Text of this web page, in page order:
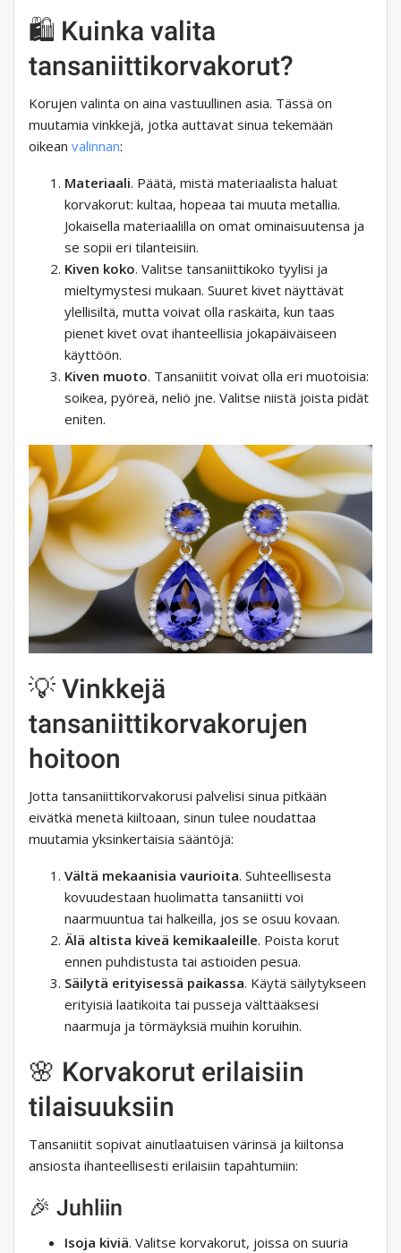
🛍️ Kuinka valita
tansaniittikorvakorut?
Korujen valinta on aina vastuullinen asia. Tässä on
muutamia vinkkejä, jotka auttavat sinua tekemään
oikean valinnan:
Materiaali. Päätä, mistä materiaalista haluat
korvakorut: kultaa, hopeaa tai muuta metallia.
Jokaisella materiaalilla on omat ominaisuutensa ja
se sopii eri tilanteisiin.
Kiven koko. Valitse tansaniittikoko tyylisi ja
mieltymystesi mukaan. Suuret kivet näyttävät
ylellisiltä, ​​mutta voivat olla raskaita, kun taas
pienet kivet ovat ihanteellisia jokapäiväiseen
käyttöön.
Kiven muoto. Tansaniitit voivat olla eri muotoisia:
soikea, pyöreä, neliö jne. Valitse niistä joista pidät
eniten.
💡 Vinkkejä
tansaniittikorvakorujen
hoitoon
Jotta tansaniittikorvakorusi palvelisi sinua pitkään
eivätkä menetä kiiltoaan, sinun tulee noudattaa
muutamia yksinkertaisia ​​sääntöjä:
Vältä mekaanisia vaurioita. Suhteellisesta
kovuudestaan ​​huolimatta tansaniitti voi
naarmuuntua tai halkeilla, jos se osuu kovaan.
Älä altista kiveä kemikaaleille. Poista korut
ennen puhdistusta tai astioiden pesua.
Säilytä erityisessä paikassa. Käytä säilytykseen
erityisiä laatikoita tai pusseja välttääksesi
naarmuja ja törmäyksiä muihin koruihin.
🌸 Korvakorut erilaisiin
tilaisuuksiin
Tansaniitit sopivat ainutlaatuisen värinsä ja kiiltonsa
ansiosta ihanteellisesti erilaisiin tapahtumiin:
🎉 Juhliin
Isoja kiviä. Valitse korvakorut, joissa on suuria